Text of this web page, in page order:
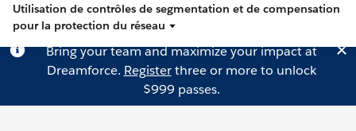
Utilisation de contrôles de segmentation et de compensation
pour la protection du réseau
Bring your team and maximize your impact at
Dreamforce. Registerthree or more to unlock
$999 passes.